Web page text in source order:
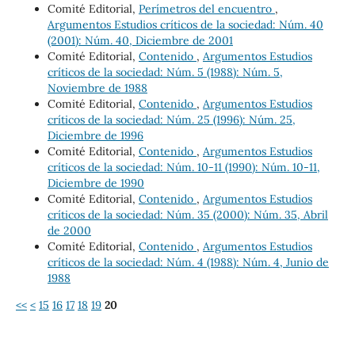
Comité Editorial, Perímetros del encuentro ,
Argumentos Estudios críticos de la sociedad: Núm. 40
(2001): Núm. 40, Diciembre de 2001
Comité Editorial, Contenido , Argumentos Estudios
críticos de la sociedad: Núm. 5 (1988): Núm. 5,
Noviembre de 1988
Comité Editorial, Contenido , Argumentos Estudios
críticos de la sociedad: Núm. 25 (1996): Núm. 25,
Diciembre de 1996
Comité Editorial, Contenido , Argumentos Estudios
críticos de la sociedad: Núm. 10-11 (1990): Núm. 10-11,
Diciembre de 1990
Comité Editorial, Contenido , Argumentos Estudios
críticos de la sociedad: Núm. 35 (2000): Núm. 35, Abril
de 2000
Comité Editorial, Contenido , Argumentos Estudios
críticos de la sociedad: Núm. 4 (1988): Núm. 4, Junio de
1988
<< < 15 16 17 18 19 20